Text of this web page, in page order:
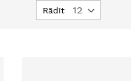
Rādīt